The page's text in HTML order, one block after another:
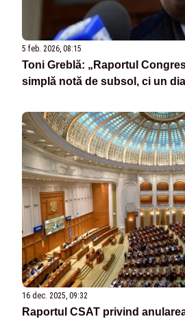
5 feb. 2026, 08:15
Toni Greblă: „Raportul
simplă notă de subsol, ci un
16 dec. 2025, 09:32
Raportul CSAT privind